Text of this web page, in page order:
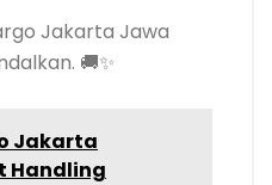
Jakarta Jawa
🚚✨
Jakarta
Handling